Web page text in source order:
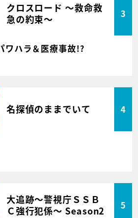
クロスロード ～救命救
急の約束～
3
ハラ＆医療事故!?
名探偵のままでいて 4
大追跡～警視庁ＳＳＢ
Ｃ強行犯係～ Season2
5